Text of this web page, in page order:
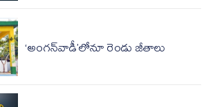
‘అంగన్‌వాడీ’లోనూ రెండు జీతాలు